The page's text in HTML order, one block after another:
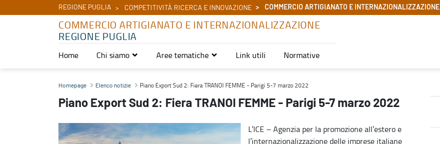
REGIONE PUGLIA COMPETITIVITÀ RICERCA E INNOVAZIONE COMMERCIO ARTIGIANATO E INTERNAZIONALIZZAZIONE
COMMERCIO ARTIGIANATO E INTERNAZIONALIZZAZIONE
REGIONE PUGLIA
Home Chi siamo Aree tematiche Link utili Normative
Piano Export Sud 2: Fiera TRANOI FEMME - Parigi 5-7 marzo 2022 - Commercio Artigianato e Internazionalizzazione
Homepage Elenco notizie Piano Export Sud 2: Fiera TRANOI FEMME - Parigi 5-7 marzo 2022
Piano Export Sud 2: Fiera TRANOI FEMME - Parigi 5-7 marzo 2022
L’ICE – Agenzia per la promozione all’estero e
l’internazionalizzazione delle imprese italiane